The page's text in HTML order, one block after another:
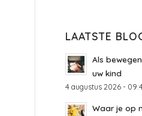
LAATSTE
Als
uw kind
4 augustus 2026 -
Waar je op